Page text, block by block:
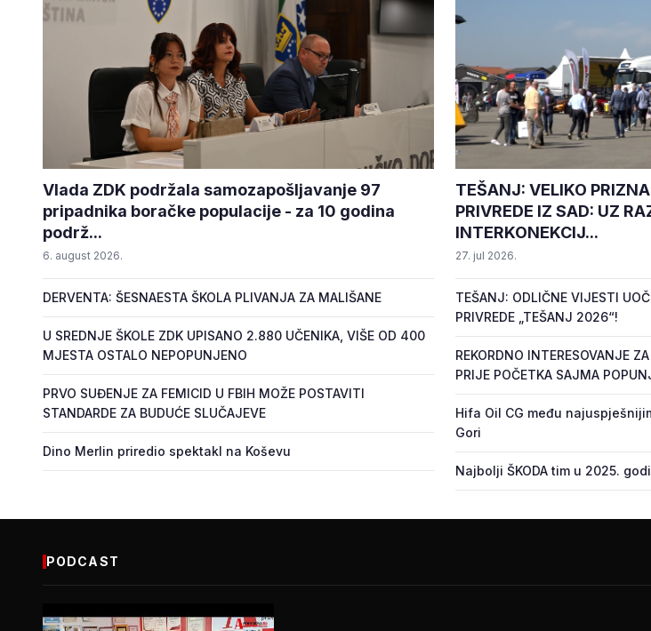
Vlada ZDK podržala samozapošljavanje 97
pripadnika boračke populacije - za 10 godina
podrž...
6. august 2026.
DERVENTA: ŠESNAESTA ŠKOLA PLIVANJA ZA MALIŠANE
U SREDNJE ŠKOLE ZDK UPISANO 2.880 UČENIKA, VIŠE OD 400
MJESTA OSTALO NEPOPUNJENO
PRVO SUĐENJE ZA FEMICID U FBIH MOŽE POSTAVITI
STANDARDE ZA BUDUĆE SLUČAJEVE
Dino Merlin priredio spektakl na Koševu
TEŠANJ: VELIKO
PRIVREDE IZ SAD: UZ
INTERKONEKCIJ...
27. jul 2026.
TEŠANJ: ODLIČNE VIJESTI
PRIVREDE „TEŠANJ 2026“!
REKORDNO INTERESOVANJE
PRIJE POČETKA SAJMA
Hifa Oil CG među
Gori
Najbolji ŠKODA tim u 2025.
PODCAST